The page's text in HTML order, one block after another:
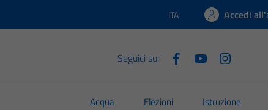
Lingua attiva:
ITA Accedi
Seguici su:
Acqua Elezioni Istruzione